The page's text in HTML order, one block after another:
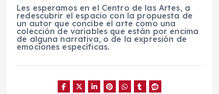
Les esperamos en el Centro de las Artes, a
redescubrir el espacio con la propuesta de
un autor que concibe el arte como una
colección de variables que están por encima
de alguna narrativa, o de la expresión de
emociones específicas.